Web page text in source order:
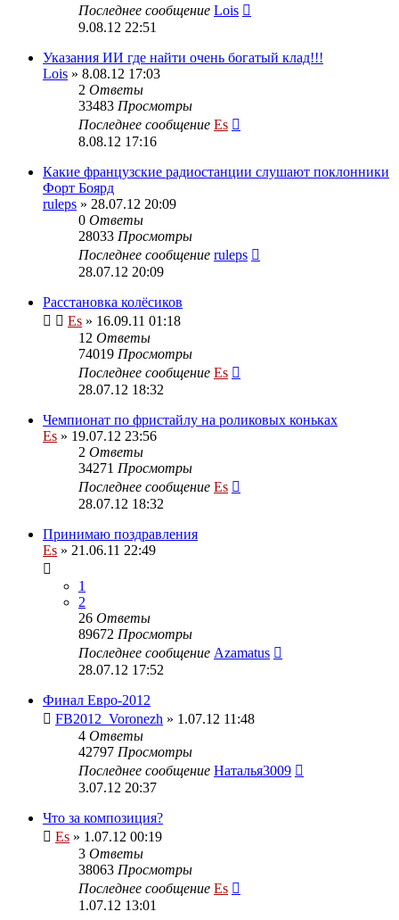
Последнее сообщение Lois
9.08.12 22:51
Указания ИИ где найти очень богатый клад!!!
Lois » 8.08.12 17:03
2 Ответы
33483 Просмотры
Последнее сообщение Es
8.08.12 17:16
Какие французские радиостанции слушают поклонники
Форт Боярд
ruleps » 28.07.12 20:09
0 Ответы
28033 Просмотры
Последнее сообщение ruleps
28.07.12 20:09
Расстановка колёсиков
Es » 16.09.11 01:18
12 Ответы
74019 Просмотры
Последнее сообщение Es
28.07.12 18:32
Чемпионат по фристайлу на роликовых коньках
Es » 19.07.12 23:56
2 Ответы
34271 Просмотры
Последнее сообщение Es
28.07.12 18:32
Принимаю поздравления
Es » 21.06.11 22:49
1
2
26 Ответы
89672 Просмотры
Последнее сообщение Azamatus
28.07.12 17:52
Финал Евро-2012
FB2012_Voronezh » 1.07.12 11:48
4 Ответы
42797 Просмотры
Последнее сообщение Наталья3009
3.07.12 20:37
Что за композиция?
Es » 1.07.12 00:19
3 Ответы
38063 Просмотры
Последнее сообщение Es
1.07.12 13:01